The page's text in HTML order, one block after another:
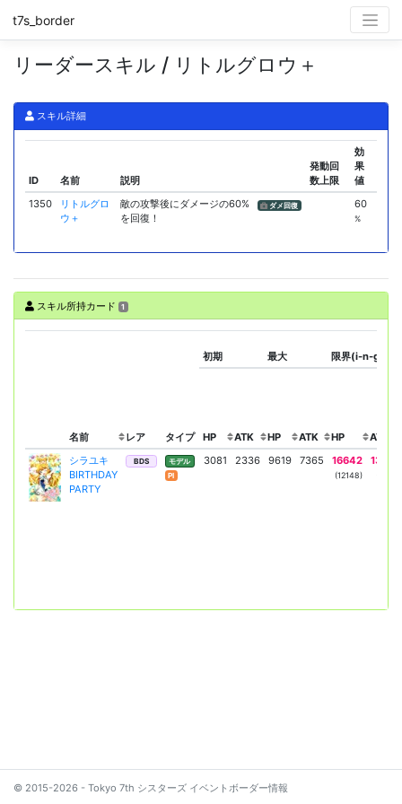
t7s_border
リーダースキル / リトルグロウ＋
スキル詳細
ID 名前 説明
発動回
数上限
効
果
値
1350
リトルグロ
ウ＋
敵の攻撃後にダメージの60%
を回復！
ダメ回復 60
%
スキル所持カード 1
名前 レア タイプ
初期 最大 限界(i-n-g+♪)
HP ATK HP ATK HP
ATK
シラユキ
BIRTHDAY
PARTY
BDS
モデル
Pl
3081 2336 9619 7365 16642
(12148)
13063
© 2015-2026 - Tokyo 7th シスターズ イベントボーダー情報